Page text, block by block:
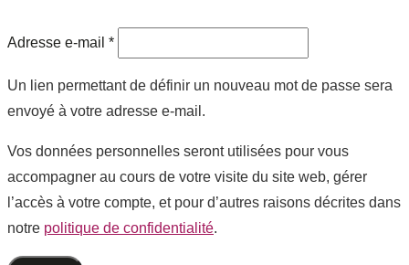
Adresse e-mail *
Un lien permettant de définir un nouveau mot de passe sera
envoyé à votre adresse e-mail.
Vos données personnelles seront utilisées pour vous
accompagner au cours de votre visite du site web, gérer
l’accès à votre compte, et pour d’autres raisons décrites dans
notre politique de confidentialité.